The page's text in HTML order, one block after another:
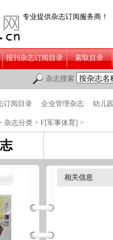
杂志分类 > F[军事体育] >
相关信息